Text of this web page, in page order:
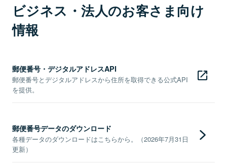
ビジネス・法人のお客さま向け
情報
郵便番号・デジタルアドレスAPI
郵便番号とデジタルアドレスから住所を取得できる公式API
を提供。
郵便番号データのダウンロード
各種データのダウンロードはこちらから。（2026年7月31日
更新）